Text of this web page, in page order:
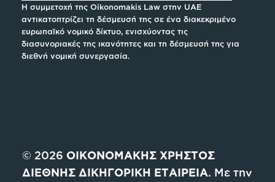
Η συμμετοχή της Oikonomakis Law στην UAE
αντικατοπτρίζει τη δέσμευσή της σε ένα διακεκριμένο
ευρωπαϊκό νομικό δίκτυο, ενισχύοντας τις
διασυνοριακές της ικανότητες και τη δέσμευσή της για
διεθνή νομική συνεργασία.
© 2026 ΟΙΚΟΝΟΜΑΚΗΣ ΧΡΗΣΤΟΣ
ΔΙΕΘΝΗΣ ΔΙΚΗΓΟΡΙΚΗ ΕΤΑΙΡΕΙΑ. Με την